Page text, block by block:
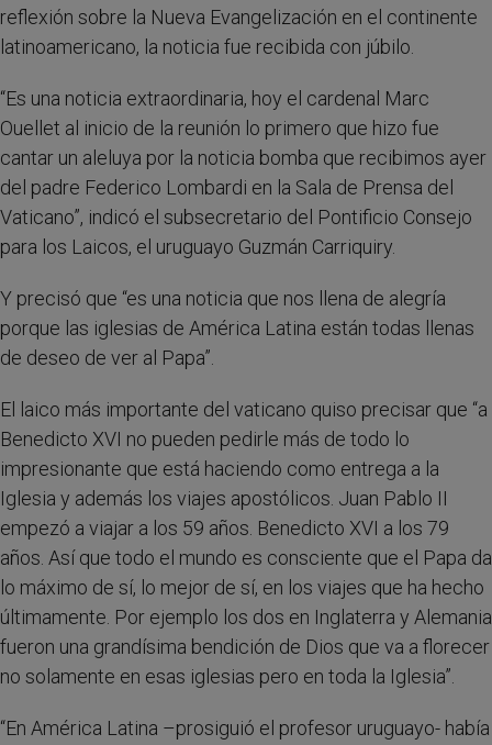
reflexión sobre la Nueva Evangelización en el continente
latinoamericano, la noticia fue recibida con júbilo.
“Es una noticia extraordinaria, hoy el cardenal Marc
Ouellet al inicio de la reunión lo primero que hizo fue
cantar un aleluya por la noticia bomba que recibimos ayer
del padre Federico Lombardi en la Sala de Prensa del
Vaticano”, indicó el subsecretario del Pontificio Consejo
para los Laicos, el uruguayo Guzmán Carriquiry.
Y precisó que “es una noticia que nos llena de alegría
porque las iglesias de América Latina están todas llenas
de deseo de ver al Papa”.
El laico más importante del vaticano quiso precisar que “a
Benedicto XVI no pueden pedirle más de todo lo
impresionante que está haciendo como entrega a la
Iglesia y además los viajes apostólicos. Juan Pablo II
empezó a viajar a los 59 años. Benedicto XVI a los 79
años. Así que todo el mundo es consciente que el Papa da
lo máximo de sí, lo mejor de sí, en los viajes que ha hecho
últimamente. Por ejemplo los dos en Inglaterra y Alemania
fueron una grandísima bendición de Dios que va a florecer
no solamente en esas iglesias pero en toda la Iglesia”.
“En América Latina –prosiguió el profesor uruguayo- había